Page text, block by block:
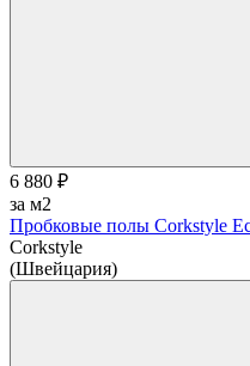
6 880 ₽
за м2
Пробковые полы Corkstyle
Corkstyle
(Швейцария)